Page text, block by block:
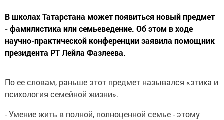
В школах Татарстана может появиться новый предмет
- фамилистика или семьеведение. Об этом в ходе
научно-практической конференции заявила помощник
президента РТ Лейла Фазлеева.
По ее словам, раньше этот предмет назывался «этика и
психология семейной жизни».
- Умение жить в полной, полноценной семье - этому